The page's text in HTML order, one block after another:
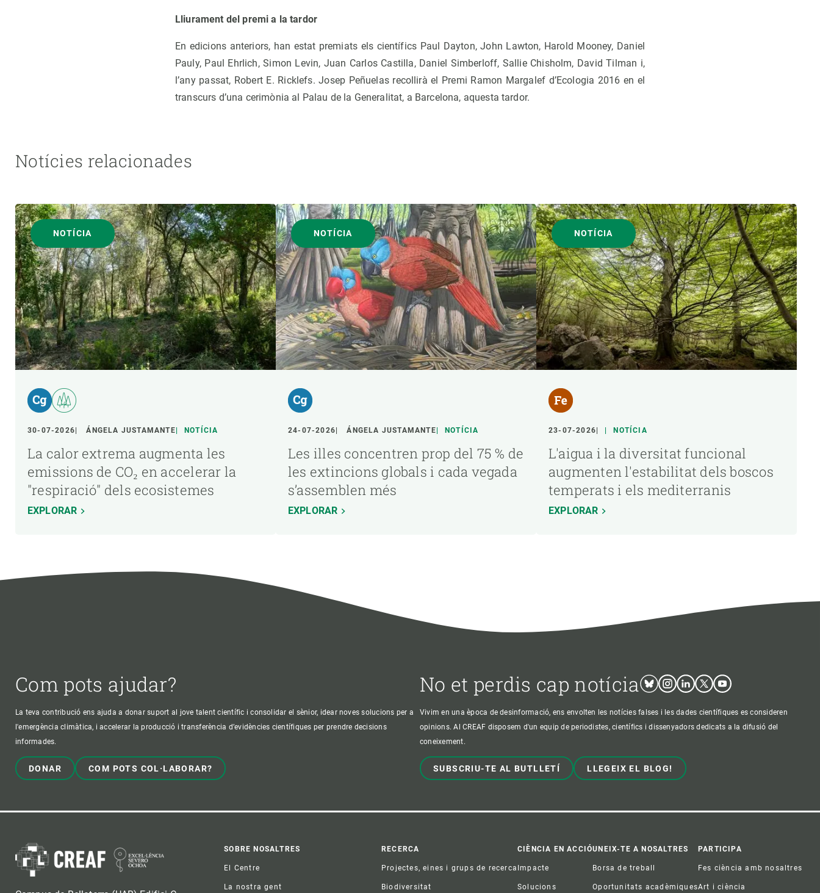
Lliurament del premi a la tardor
En edicions anteriors, han estat premiats els científics Paul Dayton, John Lawton, Harold Mooney, Daniel
Pauly, Paul Ehrlich, Simon Levin, Juan Carlos Castilla, Daniel Simberloff, Sallie Chisholm, David Tilman i,
l’any passat, Robert E. Ricklefs. Josep Peñuelas recollirà el Premi Ramon Margalef d’Ecologia 2016 en el
transcurs d’una cerimònia al Palau de la Generalitat, a Barcelona, aquesta tardor.
Notícies relacionades
NOTÍCIA
30-07-2026 ÁNGELA JUSTAMANTE NOTÍCIA
La calor extrema augmenta les
emissions de CO₂ en accelerar la
"respiració" dels ecosistemes
EXPLORAR
NOTÍCIA
24-07-2026 ÁNGELA JUSTAMANTE NOTÍCIA
Les illes concentren prop del 75 % de
les extincions globals i cada vegada
s’assemblen més
EXPLORAR
NOTÍCIA
23-07-2026 NOTÍCIA
L'aigua i la diversitat funcional
augmenten l'estabilitat dels boscos
temperats i els mediterranis
EXPLORAR
Com pots ajudar?
La teva contribució ens ajuda a donar suport al jove talent científic i consolidar el sènior, idear noves solucions per a
l'emergència climàtica, i accelerar la producció i transferència d’evidències científiques per prendre decisions
informades.
DONAR COM POTS COL·LABORAR?
No et perdis cap notícia BlueskyInstagram
LinkedinTwitterYoutube
Vivim en una època de desinformació, ens envolten les notícies falses i les dades científiques es consideren
opinions. Al CREAF disposem d'un equip de periodistes, científics i dissenyadors dedicats a la difusió del
coneixement.
SUBSCRIU-TE AL BUTLLETÍ LLEGEIX EL BLOG!
Footer
SOBRE NOSALTRES
El Centre
La nostra gent
RECERCA
Projectes, eines i grups de recerca
Biodiversitat
CIÈNCIA EN ACCIÓ
Impacte
Solucions
UNEIX-TE A NOSALTRES
Borsa de treball
Oportunitats acadèmiques
PARTICIPA
Fes ciència amb nosaltres
Art i ciència